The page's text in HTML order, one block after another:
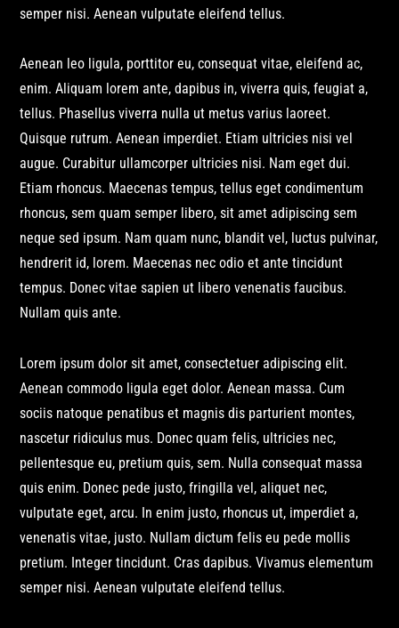
semper nisi. Aenean vulputate eleifend tellus.
Aenean leo ligula, porttitor eu, consequat vitae, eleifend ac,
enim. Aliquam lorem ante, dapibus in, viverra quis, feugiat a,
tellus. Phasellus viverra nulla ut metus varius laoreet.
Quisque rutrum. Aenean imperdiet. Etiam ultricies nisi vel
augue. Curabitur ullamcorper ultricies nisi. Nam eget dui.
Etiam rhoncus. Maecenas tempus, tellus eget condimentum
rhoncus, sem quam semper libero, sit amet adipiscing sem
neque sed ipsum. Nam quam nunc, blandit vel, luctus pulvinar,
hendrerit id, lorem. Maecenas nec odio et ante tincidunt
tempus. Donec vitae sapien ut libero venenatis faucibus.
Nullam quis ante.
Lorem ipsum dolor sit amet, consectetuer adipiscing elit.
Aenean commodo ligula eget dolor. Aenean massa. Cum
sociis natoque penatibus et magnis dis parturient montes,
nascetur ridiculus mus. Donec quam felis, ultricies nec,
pellentesque eu, pretium quis, sem. Nulla consequat massa
quis enim. Donec pede justo, fringilla vel, aliquet nec,
vulputate eget, arcu. In enim justo, rhoncus ut, imperdiet a,
venenatis vitae, justo. Nullam dictum felis eu pede mollis
pretium. Integer tincidunt. Cras dapibus. Vivamus elementum
semper nisi. Aenean vulputate eleifend tellus.